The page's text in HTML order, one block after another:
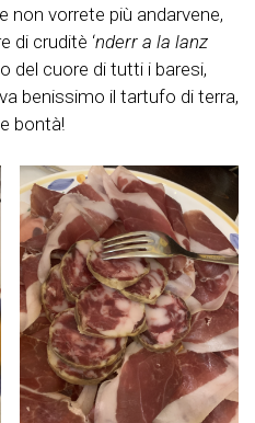
non vorrete più andarvene,
di cruditè ‘nderr a la lanz
del cuore di tutti i baresi,
benissimo il tartufo di terra,
bontà!